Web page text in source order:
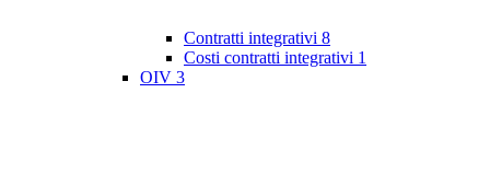
Contratti integrativi 8
Costi contratti integrativi 1
OIV 3